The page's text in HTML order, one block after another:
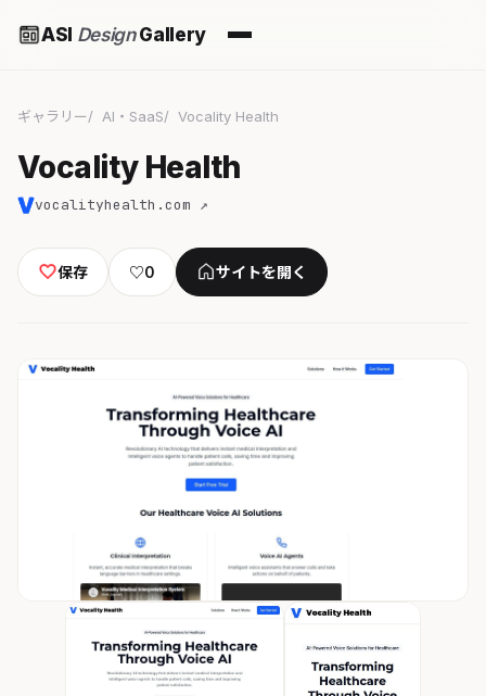
ASI DesignGallery
ギャラリー AI・SaaS Vocality Health
Vocality Health
vocalityhealth.com ↗
保存 ♡0 サイトを開く